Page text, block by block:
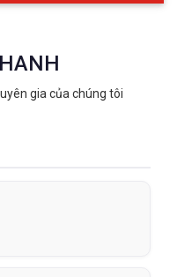
gia của chúng tôi